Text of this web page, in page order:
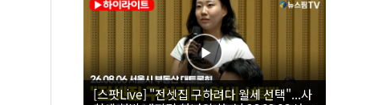
[스팟Live] "전셋집 구하려다 월세 선택"...사